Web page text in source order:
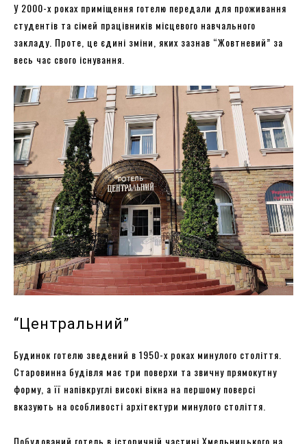
У 2000-х роках приміщення готелю передали для проживання
студентів та сімей працівників місцевого навчального
закладу. Проте, це єдині зміни, яких зазнав “Жовтневий” за
весь час свого існування.
“Центральний”
Будинок готелю зведений в 1950-х роках минулого століття.
Старовинна будівля має три поверхи та звичну прямокутну
форму, а її напівкруглі високі вікна на першому поверсі
вказують на особливості архітектури минулого століття.